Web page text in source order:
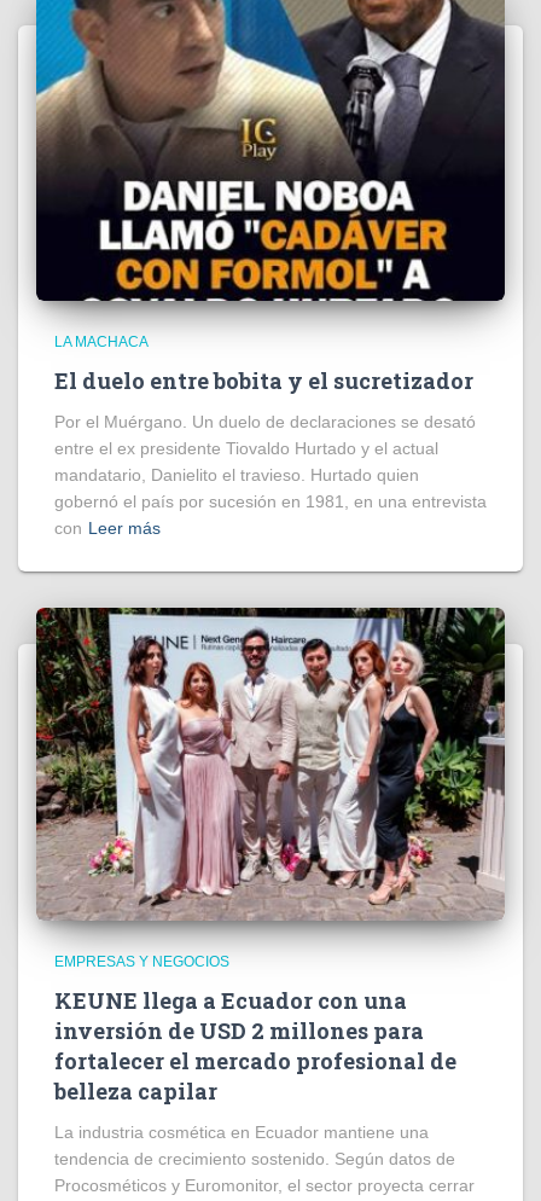
LA MACHACA
El duelo entre bobita y el sucretizador
Por el Muérgano. Un duelo de declaraciones se desató
entre el ex presidente Tiovaldo Hurtado y el actual
mandatario, Danielito el travieso. Hurtado quien
gobernó el país por sucesión en 1981, en una entrevista
con Leer más
EMPRESAS Y NEGOCIOS
KEUNE llega a Ecuador con una
inversión de USD 2 millones para
fortalecer el mercado profesional de
belleza capilar
La industria cosmética en Ecuador mantiene una
tendencia de crecimiento sostenido. Según datos de
Procosméticos y Euromonitor, el sector proyecta cerrar